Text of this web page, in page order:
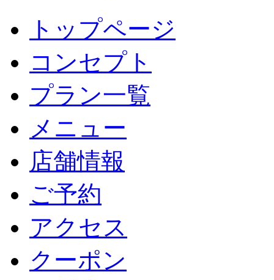
トップページ
コンセプト
プラン一覧
メニュー
店舗情報
ご予約
アクセス
クーポン